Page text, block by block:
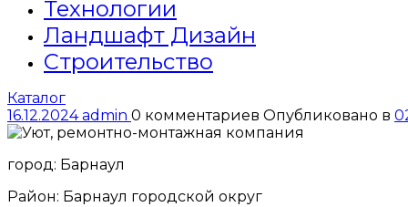
Технологии
Ландшафт Дизайн
Строительство
Каталог
16.12.2024 admin 0 комментариев Опубликовано в
город: Барнаул
Район: Барнаул городской округ